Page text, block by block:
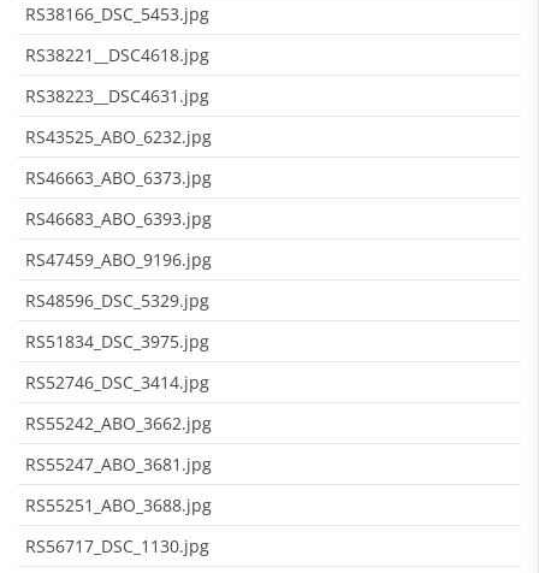
RS38166_DSC_5453.jpg
RS38221__DSC4618.jpg
RS38223__DSC4631.jpg
RS43525_ABO_6232.jpg
RS46663_ABO_6373.jpg
RS46683_ABO_6393.jpg
RS47459_ABO_9196.jpg
RS48596_DSC_5329.jpg
RS51834_DSC_3975.jpg
RS52746_DSC_3414.jpg
RS55242_ABO_3662.jpg
RS55247_ABO_3681.jpg
RS55251_ABO_3688.jpg
RS56717_DSC_1130.jpg